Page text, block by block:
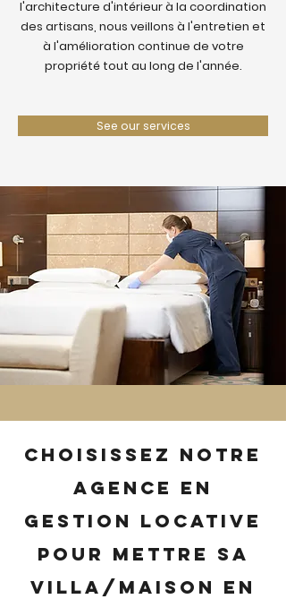
l'architecture d'intérieur à la coordination
des artisans, nous veillons à l'entretien et
à l'amélioration continue de votre
propriété tout au long de l'année.
See our services
Choisissez notre
agence en
gestion locative
pour mettre sa
villa/maison en